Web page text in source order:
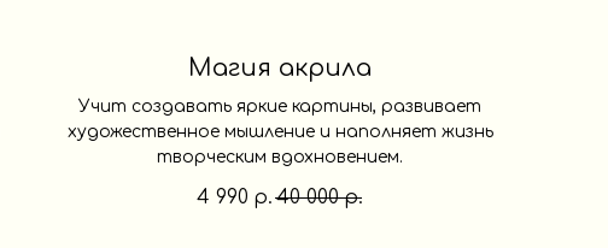
Магия акрила
Учит создавать яркие картины, развивает
художественное мышление и наполняет жизнь
творческим вдохновением.
4 990 р. 40 000 р.